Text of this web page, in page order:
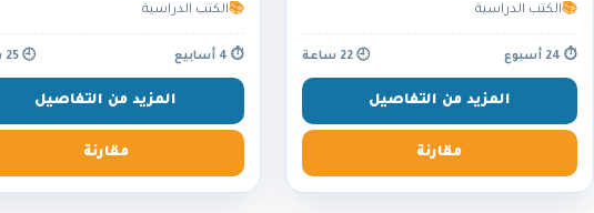
📚الكتب الدراسية
⏱ 24 أسبوع 🕘 22 ساعة
المزيد من التفاصيل
مقارنة
📚الكتب الدراسية
⏱ 4 أسابيع 🕘 25 ساعة
المزيد من التفاصيل
مقارنة